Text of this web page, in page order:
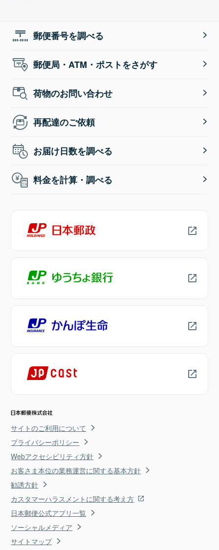
郵便番号を調べる
郵便局・ATM・ポストをさがす
荷物のお問い合わせ
再配達のご依頼
お届け日数を調べる
料金を計算・調べる
サイトのご利用について
プライバシーポリシー
Webアクセシビリティ方針
お客さま本位の業務運営に関する基本方針
勧誘方針
カスタマーハラスメントに関する考え方
日本郵便公式アプリ一覧
ソーシャルメディア
サイトマップ